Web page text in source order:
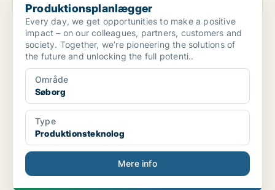
Produktionsplanlægger
Every day, we get opportunities to make a positive
impact – on our colleagues, partners, customers and
society. Together, we’re pioneering the solutions of
the future and unlocking the full potenti..
Område
Søborg
Type
Produktionsteknolog
Mere info